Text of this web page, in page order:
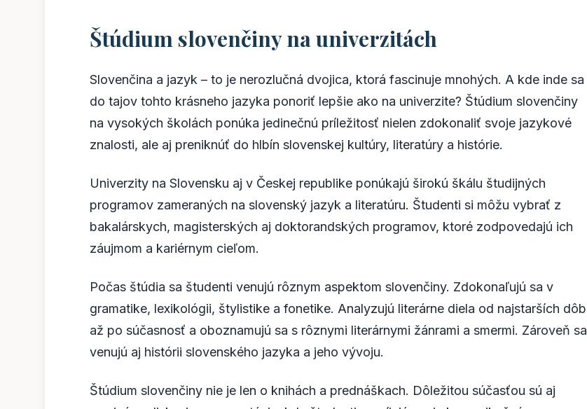
Štúdium slovenčiny na univerzitách
Slovenčina a jazyk – to je nerozlučná dvojica, ktorá fascinuje mnohých. A kde inde sa
do tajov tohto krásneho jazyka ponoriť lepšie ako na univerzite? Štúdium slovenčiny
na vysokých školách ponúka jedinečnú príležitosť nielen zdokonaliť svoje jazykové
znalosti, ale aj preniknúť do hlbín slovenskej kultúry, literatúry a histórie.
Univerzity na Slovensku aj v Českej republike ponúkajú širokú škálu študijných
programov zameraných na slovenský jazyk a literatúru. Študenti si môžu vybrať z
bakalárskych, magisterských aj doktorandských programov, ktoré zodpovedajú ich
záujmom a kariérnym cieľom.
Počas štúdia sa študenti venujú rôznym aspektom slovenčiny. Zdokonaľujú sa v
gramatike, lexikológii, štylistike a fonetike. Analyzujú literárne diela od najstarších dôb
až po súčasnosť a oboznamujú sa s rôznymi literárnymi žánrami a smermi. Zároveň sa
venujú aj histórii slovenského jazyka a jeho vývoju.
Štúdium slovenčiny nie je len o knihách a prednáškach. Dôležitou súčasťou sú aj